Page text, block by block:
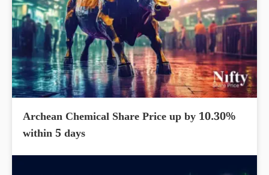
Archean Chemical Share Price up by 10.30%
within 5 days